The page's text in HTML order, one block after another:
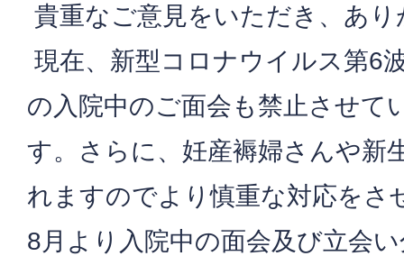
貴重なご意見をいただき、あ
現在、新型コロナウイルス第6
の入院中のご面会も禁止させて
す。さらに、妊産褥婦さんや新
れますのでより慎重な対応をさ
8月より入院中の面会及び立会